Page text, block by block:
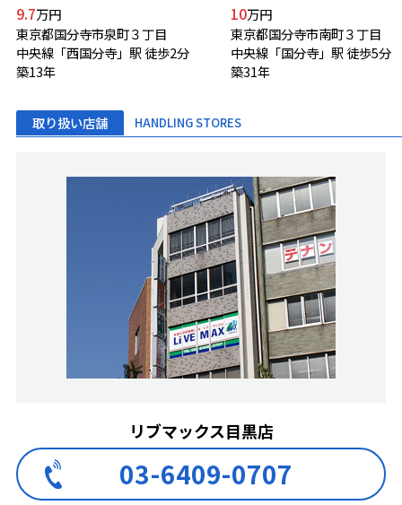
9.7万円
東京都国分寺市泉町３丁目
中央線「西国分寺」駅 徒歩2分
築13年
10万円
東京都国分寺市南町３丁目
中央線「国分寺」駅 徒歩5分
築31年
取り扱い店舗 HANDLING STORES
リブマックス目黒店
03-6409-0707